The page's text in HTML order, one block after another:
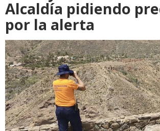
Alcaldía pidiendo
por la alerta